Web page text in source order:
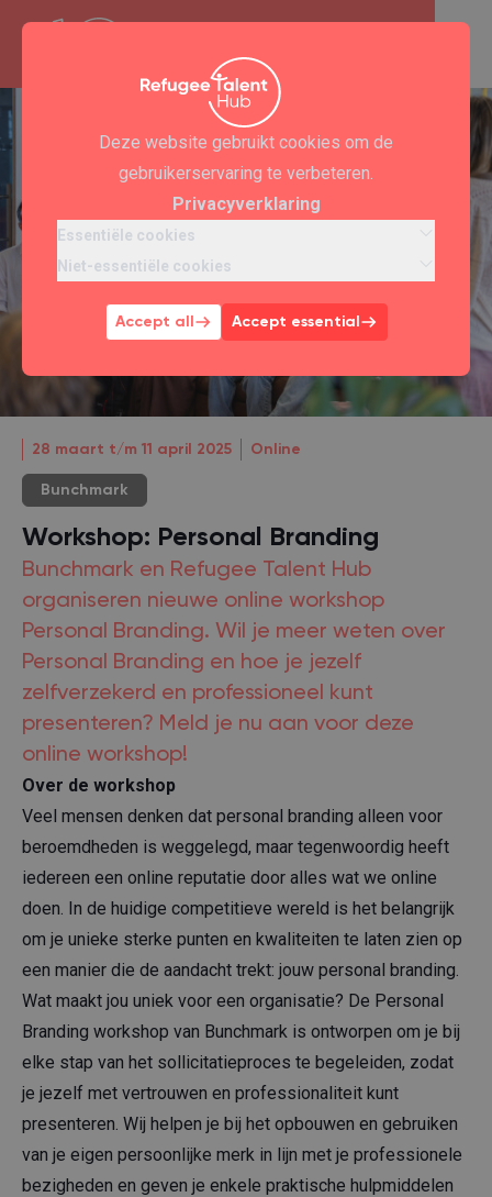
Deze website gebruikt cookies om de
gebruikerservaring te verbeteren.
Privacyverklaring
Essentiële cookies
Niet-essentiële cookies
Accept all Accept essential
28 maart t/m 11 april 2025 Online
Bunchmark
Workshop: Personal Branding
Bunchmark en Refugee Talent Hub
organiseren nieuwe online workshop
Personal Branding. Wil je meer weten over
Personal Branding en hoe je jezelf
zelfverzekerd en professioneel kunt
presenteren? Meld je nu aan voor deze
online workshop!
Over de workshop
Veel mensen denken dat personal branding alleen voor
beroemdheden is weggelegd, maar tegenwoordig heeft
iedereen een online reputatie door alles wat we online
doen. In de huidige competitieve wereld is het belangrijk
om je unieke sterke punten en kwaliteiten te laten zien op
een manier die de aandacht trekt: jouw personal branding.
Wat maakt jou uniek voor een organisatie? De Personal
Branding workshop van Bunchmark is ontworpen om je bij
elke stap van het sollicitatieproces te begeleiden, zodat
je jezelf met vertrouwen en professionaliteit kunt
presenteren. Wij helpen je bij het opbouwen en gebruiken
van je eigen persoonlijke merk in lijn met je professionele
bezigheden en geven je enkele praktische hulpmiddelen